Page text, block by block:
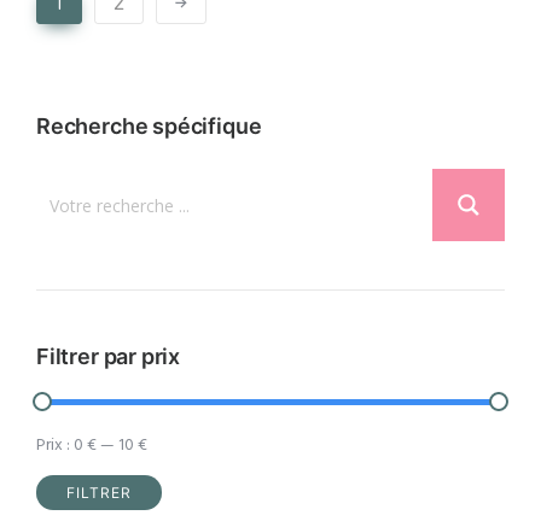
Recherche spécifique
Filtrer par prix
FILTRER
Prix : 0 €— 10 €